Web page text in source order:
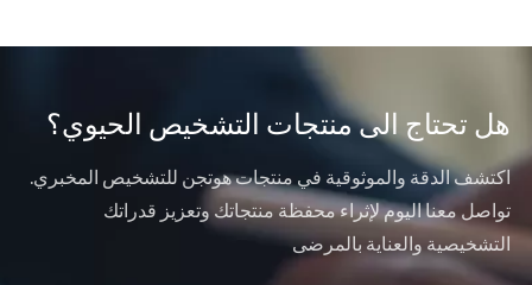
هل تحتاج الى منتجات التشخيص الحيوي؟
اكتشف الدقة والموثوقية في منتجات هوتجن للتشخيص المخبري.
تواصل معنا اليوم لإثراء محفظة منتجاتك وتعزيز قدراتك
التشخيصية والعناية بالمرضى